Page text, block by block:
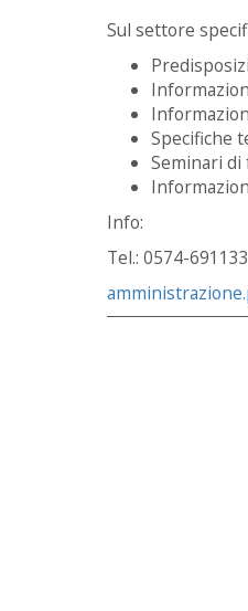
Sul settore
Specifiche
Seminari
Info:
Tel.: 0574-691133